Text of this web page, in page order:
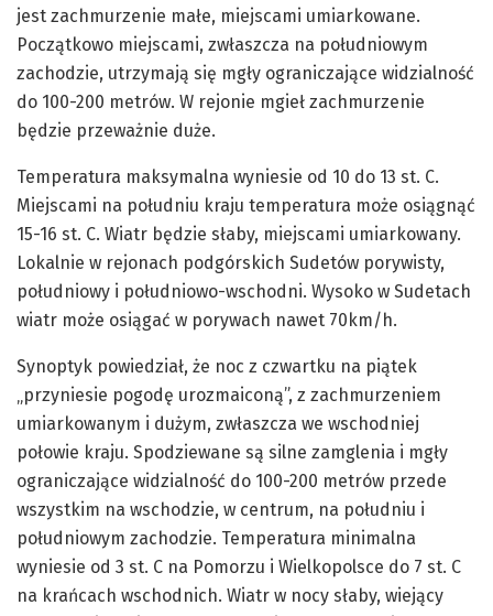
jest zachmurzenie małe, miejscami umiarkowane.
Początkowo miejscami, zwłaszcza na południowym
zachodzie, utrzymają się mgły ograniczające widzialność
do 100-200 metrów. W rejonie mgieł zachmurzenie
będzie przeważnie duże.
Temperatura maksymalna wyniesie od 10 do 13 st. C.
Miejscami na południu kraju temperatura może osiągnąć
15-16 st. C. Wiatr będzie słaby, miejscami umiarkowany.
Lokalnie w rejonach podgórskich Sudetów porywisty,
południowy i południowo-wschodni. Wysoko w Sudetach
wiatr może osiągać w porywach nawet 70km/h.
Synoptyk powiedział, że noc z czwartku na piątek
„przyniesie pogodę urozmaiconą”, z zachmurzeniem
umiarkowanym i dużym, zwłaszcza we wschodniej
połowie kraju. Spodziewane są silne zamglenia i mgły
ograniczające widzialność do 100-200 metrów przede
wszystkim na wschodzie, w centrum, na południu i
południowym zachodzie. Temperatura minimalna
wyniesie od 3 st. C na Pomorzu i Wielkopolsce do 7 st. C
na krańcach wschodnich. Wiatr w nocy słaby, wiejący